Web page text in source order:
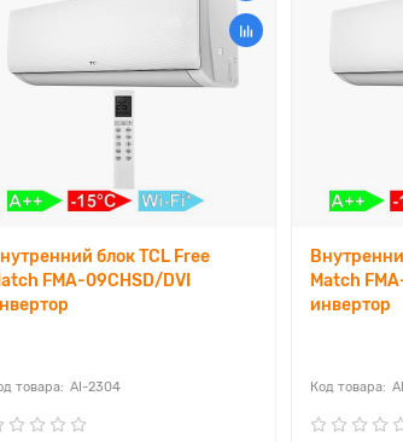
блок TCL Free
FMA-09CHSD/DVI
AI-2304
Match
инвертор